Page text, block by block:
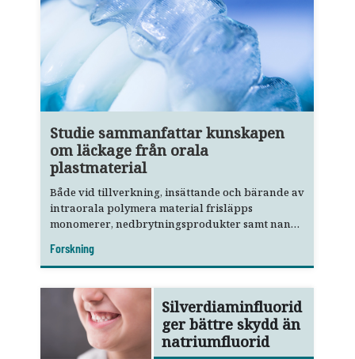
Studie sammanfattar kunskapen
om läckage från orala
plastmaterial
Både vid tillverkning, insättande och bärande av
intraorala polymera material frisläpps
monomerer, nedbrytningsprodukter samt nano-
Forskning
Silverdiaminfluorid
ger bättre skydd än
natriumfluorid